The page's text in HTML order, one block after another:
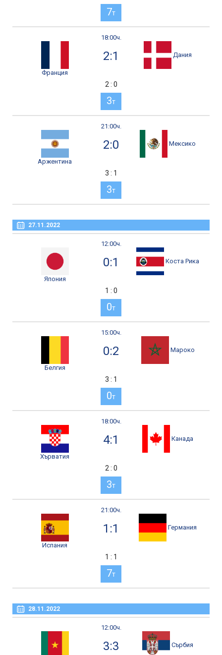
7т
18:00ч.
Франция
2:1 Дания
2 : 0
3т
21:00ч.
Аржентина
2:0 Мексико
3 : 1
3т
27.11.2022
12:00ч.
Япония
0:1 Коста Рика
1 : 0
0т
15:00ч.
Белгия
0:2 Мароко
3 : 1
0т
18:00ч.
Хърватия
4:1 Канада
2 : 0
3т
21:00ч.
Испания
1:1 Германия
1 : 1
7т
28.11.2022
12:00ч.
3:3 Сърбия